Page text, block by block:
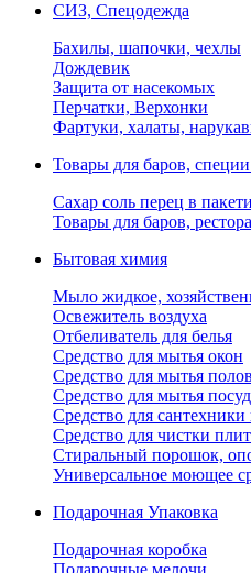
СИЗ, Спецодежда
Бахилы, шапочки, чехлы
Дождевик
Защита от насекомых
Перчатки, Верхонки
Фартуки, халаты,
Товары для баров,
Сахар соль перец в
Товары для баров,
Бытовая химия
Мыло жидкое,
Освежитель воздуха
Отбеливатель для белья
Средство для мытья окон
Средство для мытья полов
Средство для мытья
Средство для
Средство для чистки
Стиральный порошок,
Универсальное моющее
Подарочная Упаковка
Подарочная коробка
Подарочные мелочи